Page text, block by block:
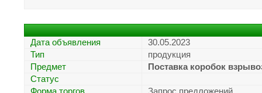
Дата объявления
30.05.2023
Тип
продукция
Предмет
Поставка коробок
Статус
Форма торгов
Запрос предложений